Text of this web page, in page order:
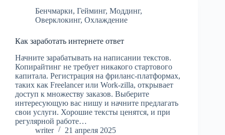
Бенчмарки, Гейминг, Моддинг,
Оверклокинг, Охлаждение
Как заработать интернете ответ
Начните зарабатывать на написании текстов.
Копирайтинг не требует никакого стартового
капитала. Регистрация на фриланс-платформах,
таких как Freelancer или Work-zilla, открывает
доступ к множеству заказов. Выберите
интересующую вас нишу и начните предлагать
свои услуги. Хорошие тексты ценятся, и при
регулярной работе…
writer
21 апреля 2025